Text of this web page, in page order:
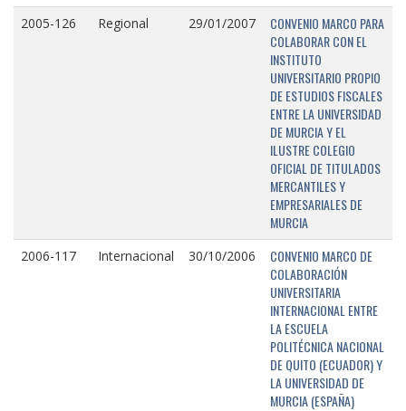
2005-126 Regional 29/01/2007
CONVENIO MARCO PARA
COLABORAR CON EL
INSTITUTO
UNIVERSITARIO PROPIO
DE ESTUDIOS FISCALES
ENTRE LA UNIVERSIDAD
DE MURCIA Y EL
ILUSTRE COLEGIO
OFICIAL DE TITULADOS
MERCANTILES Y
EMPRESARIALES DE
MURCIA
2006-117 Internacional 30/10/2006
CONVENIO MARCO DE
COLABORACIÓN
UNIVERSITARIA
INTERNACIONAL ENTRE
LA ESCUELA
POLITÉCNICA NACIONAL
DE QUITO (ECUADOR) Y
LA UNIVERSIDAD DE
MURCIA (ESPAÑA)